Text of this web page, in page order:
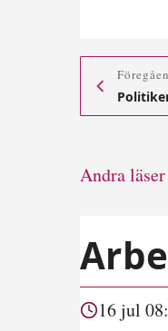
Andra
16 jul